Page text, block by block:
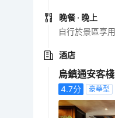
晚餐 · 晚上
自行於景區享用
酒店
烏鎮通安客棧
4.7分 豪華型